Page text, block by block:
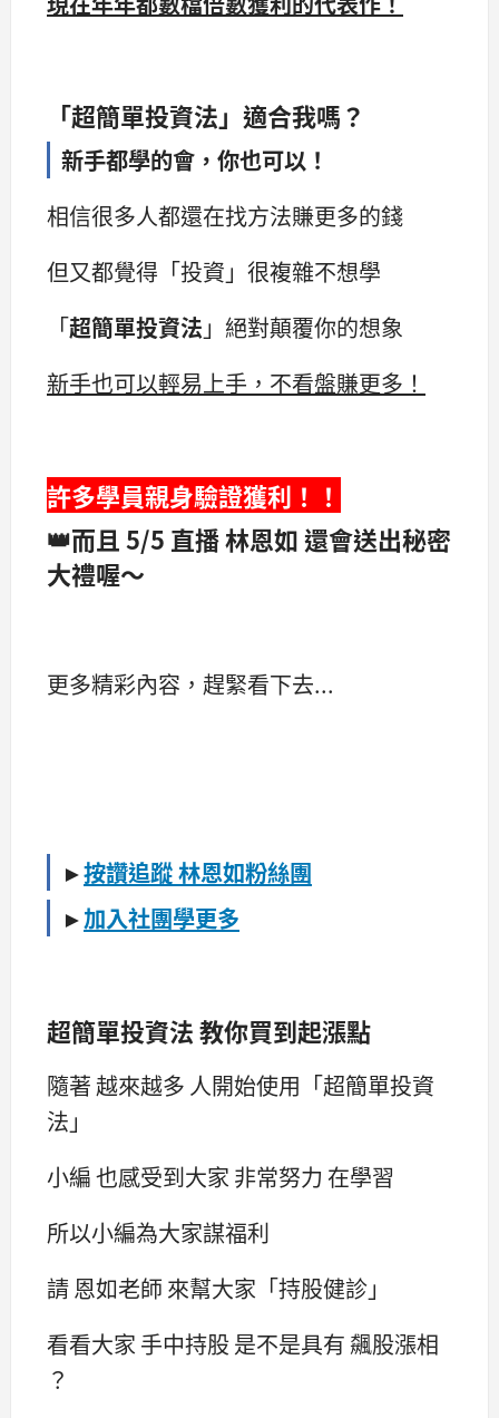
「超簡單投資法」適合我嗎？
新手都學的會，你也可以！
相信很多人都還在找方法賺更多的錢
但又都覺得「投資」很複雜不想學
「超簡單投資法 」絕對顛覆你的想象
新手也可以輕易上手，不看盤賺更多！
許多學員親身驗證獲利！！
👑而且 5/5 直播 林恩如 還會送出秘密
大禮喔～
更多精彩內容，趕緊看下去...
►按讚追蹤 林恩如粉絲團
►加入社團學更多
超簡單投資法 教你買到起漲點
隨著 越來越多 人開始使用「超簡單投資
法」
小編 也感受到大家 非常努力 在學習
所以小編為大家謀福利
請 恩如老師 來幫大家「持股健診」
看看大家 手中持股 是不是具有 飆股漲相
？